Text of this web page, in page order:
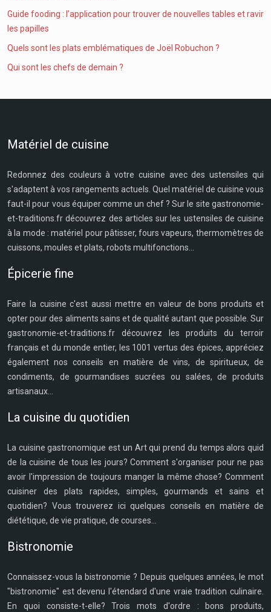
Guide fooding : l’application pour trouver de nouvelles tables et ravir
les papilles
Quels sont les plats emblématiques de Joël Robuchon ?
Qui sont les chefs de demain ?
Matériel de cuisine
Redonnez des couleurs à votre cuisine avec des ustensiles qui
s'adaptent à vos rangements actuels. Quel matériel de cuisine vous
faut-il pour vous équiper comme un chef ? Sur le site gastronomie-
et-traditions.fr découvrez des articles sur les ustensiles de cuisine
à la mode : matériel pour pâtisser, fours vapeurs, thermomètres de
cuissons, moules et plats, robots multifonctions...
Épicerie fine
Faire la cuisine c'est aussi mettre en valeur de bons produits et
opter pour des aliments sains et de qualité autant que possible. Sur
gastronomie-et-traditions.fr découvrez les produits du terroir
français et du monde entier, les 1001 vertus des épices, appréciez
également nos conseils en matière de vins, de spiritueux, de
condiments, de gourmandises sucrées ou salées, de produits
artisanaux...
La cuisine du quotidien
La cuisine gastronomique est un Art qui prend du temps alors quid
de la cuisine de tous les jours? Comment s'organiser pour ne pas
avoir l'impression de toujours manger la même chose? Comment
cuisiner des plats rapides, simples, gourmands et sains et
quotidien? Vous trouverez ici quelques conseils en matière de
diététique, de vie pratique, de courses...
Bistronomie
Connaissez-vous la bistronomie ? Depuis quelques années, le mot
"bistronomie" est devenu l'étendard d'une vraie tradition culinaire.
En quoi consiste-t-elle? Trois mots d'ordre : bons produits,